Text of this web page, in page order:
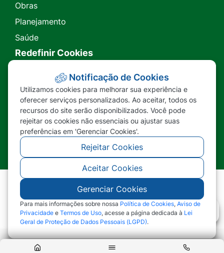
Obras
Planejamento
Saúde
Redefinir Cookies
Transparência
Ouvidoria
SIC
©2026 - Prefeitura Municipal de Nova Lacerda -
MT - Todos os direitos reservados
Notificação de Cookies
Utilizamos cookies para melhorar sua experiência e
oferecer serviços personalizados. Ao aceitar, todos os
recursos do site serão disponibilizados. Você pode
rejeitar os cookies não essenciais ou ajustar suas
preferências em 'Gerenciar Cookies'.
Rejeitar Cookies
Aceitar Cookies
Gerenciar Cookies
Para mais informações sobre nossa Política de Cookies, Aviso de
Privacidade e Termos de Uso, acesse a página dedicada à Lei
Geral de Proteção de Dados Pessoais (LGPD).